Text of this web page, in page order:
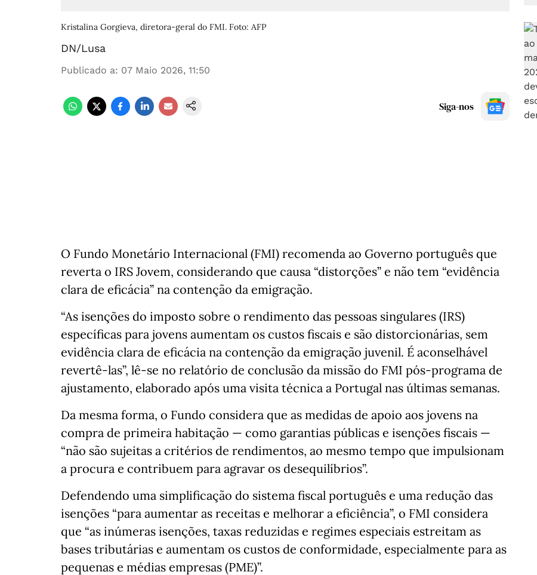
Kristalina Gorgieva, diretora-geral do FMI. Foto: AFP
DN/Lusa
Publicado a: 07 Maio 2026, 11:50
Siga-nos
O Fundo Monetário Internacional (FMI) recomenda ao Governo português que
reverta o IRS Jovem, considerando que causa “distorções” e não tem “evidência
clara de eficácia” na contenção da emigração.
“As isenções do imposto sobre o rendimento das pessoas singulares (IRS)
específicas para jovens aumentam os custos fiscais e são distorcionárias, sem
evidência clara de eficácia na contenção da emigração juvenil. É aconselhável
revertê-las”, lê-se no relatório de conclusão da missão do FMI pós-programa de
ajustamento, elaborado após uma visita técnica a Portugal nas últimas semanas.
Da mesma forma, o Fundo considera que as medidas de apoio aos jovens na
compra de primeira habitação — como garantias públicas e isenções fiscais —
“não são sujeitas a critérios de rendimentos, ao mesmo tempo que impulsionam
a procura e contribuem para agravar os desequilíbrios”.
Defendendo uma simplificação do sistema fiscal português e uma redução das
isenções “para aumentar as receitas e melhorar a eficiência”, o FMI considera
que “as inúmeras isenções, taxas reduzidas e regimes especiais estreitam as
bases tributárias e aumentam os custos de conformidade, especialmente para as
pequenas e médias empresas (PME)”.